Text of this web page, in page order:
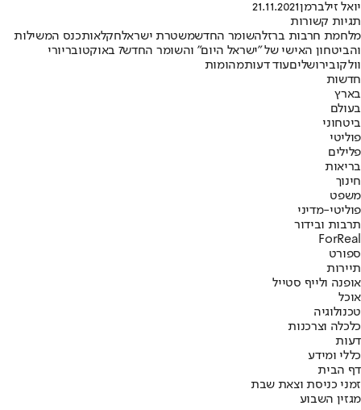
יואל זילברמן21.11.2021
תגיות קשורות
מלחמת חרבות ברזלהשומר החדשמשטרת ישראלחקלאותכנס המשילות
והביטחון האישי של "ישראל היום" והשומר החדש7 באוקטובר
יורי
וולקובירושליםעוד דעותמהומות
חדשות
בארץ
בעולם
ביטחוני
פוליטי
פלילים
בריאות
חינוך
משפט
פוליטי-מדיני
תרבות ובידור
ForReal
ספורט
תיירות
אופנה ולייף סטייל
אוכל
טכנולוגיה
כלכלה וצרכנות
דעות
כללי ומידע
דף הבית
זמני כניסת וצאת שבת
מגזין השבוע